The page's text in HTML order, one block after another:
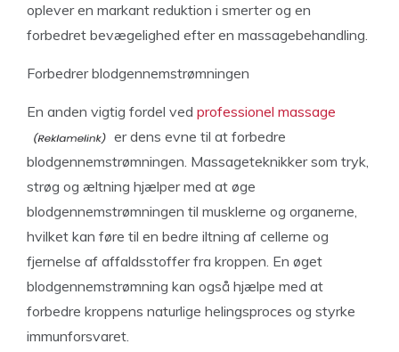
oplever en markant reduktion i smerter og en
forbedret bevægelighed efter en massagebehandling.
Forbedrer blodgennemstrømningen
En anden vigtig fordel ved professionel massage
er dens evne til at forbedre
blodgennemstrømningen. Massageteknikker som tryk,
strøg og æltning hjælper med at øge
blodgennemstrømningen til musklerne og organerne,
hvilket kan føre til en bedre iltning af cellerne og
fjernelse af affaldsstoffer fra kroppen. En øget
blodgennemstrømning kan også hjælpe med at
forbedre kroppens naturlige helingsproces og styrke
immunforsvaret.